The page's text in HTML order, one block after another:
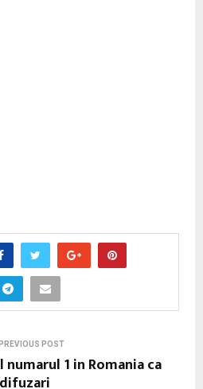
PREVIOUS POST
1 in Romania ca
difuzari